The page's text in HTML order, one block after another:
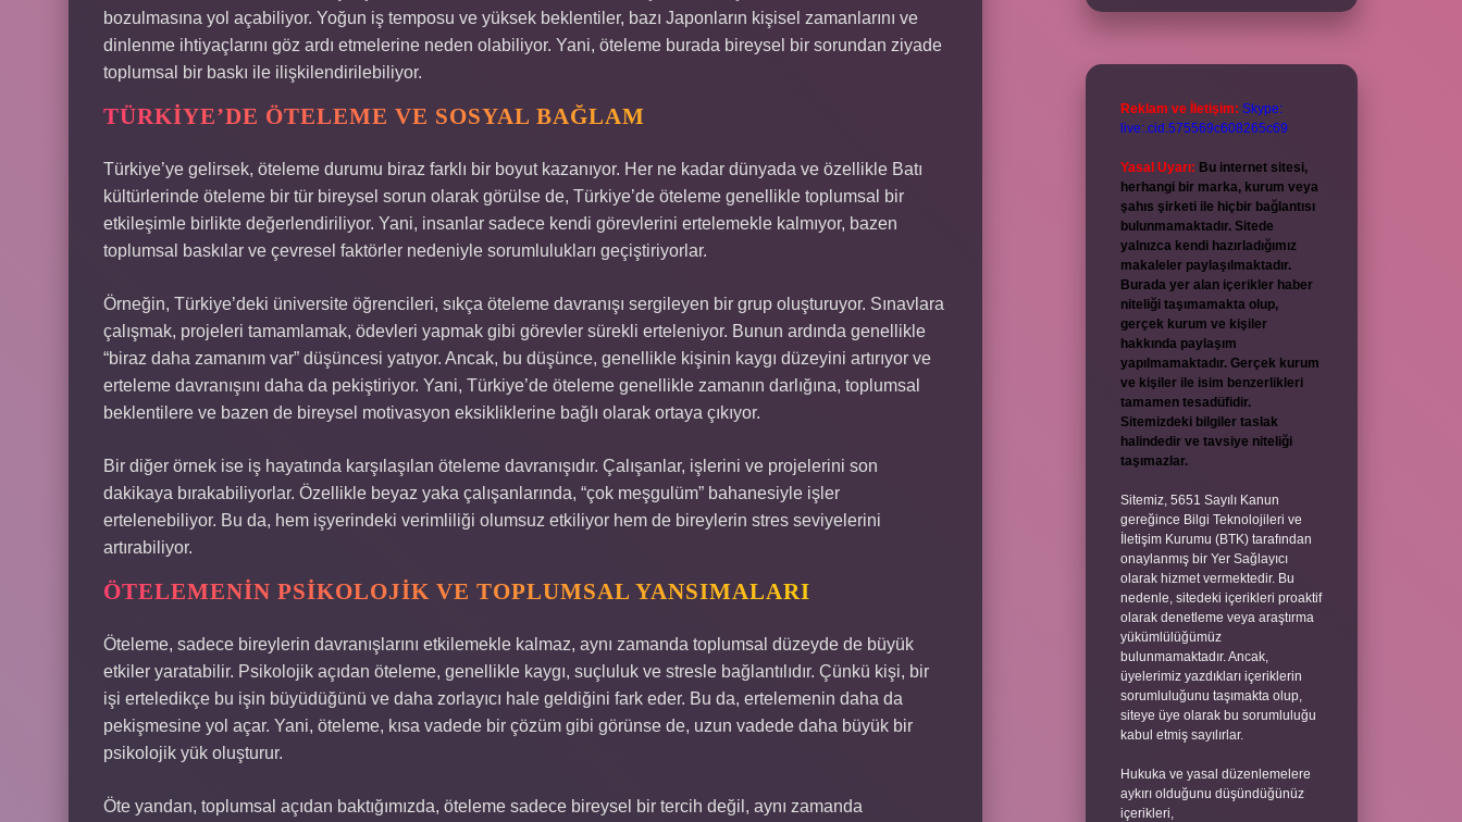
bozulmasına yol açabiliyor. Yoğun iş temposu ve yüksek beklentiler, bazı Japonların kişisel zamanlarını ve
dinlenme ihtiyaçlarını göz ardı etmelerine neden olabiliyor. Yani, öteleme burada bireysel bir sorundan ziyade
toplumsal bir baskı ile ilişkilendirilebiliyor.
TÜRKIYE’DE ÖTELEME VE SOSYAL BAĞLAM
Türkiye’ye gelirsek, öteleme durumu biraz farklı bir boyut kazanıyor. Her ne kadar dünyada ve özellikle Batı
kültürlerinde öteleme bir tür bireysel sorun olarak görülse de, Türkiye’de öteleme genellikle toplumsal bir
etkileşimle birlikte değerlendiriliyor. Yani, insanlar sadece kendi görevlerini ertelemekle kalmıyor, bazen
toplumsal baskılar ve çevresel faktörler nedeniyle sorumlulukları geçiştiriyorlar.
Örneğin, Türkiye’deki üniversite öğrencileri, sıkça öteleme davranışı sergileyen bir grup oluşturuyor. Sınavlara
çalışmak, projeleri tamamlamak, ödevleri yapmak gibi görevler sürekli erteleniyor. Bunun ardında genellikle
“biraz daha zamanım var” düşüncesi yatıyor. Ancak, bu düşünce, genellikle kişinin kaygı düzeyini artırıyor ve
erteleme davranışını daha da pekiştiriyor. Yani, Türkiye’de öteleme genellikle zamanın darlığına, toplumsal
beklentilere ve bazen de bireysel motivasyon eksikliklerine bağlı olarak ortaya çıkıyor.
Bir diğer örnek ise iş hayatında karşılaşılan öteleme davranışıdır. Çalışanlar, işlerini ve projelerini son
dakikaya bırakabiliyorlar. Özellikle beyaz yaka çalışanlarında, “çok meşgulüm” bahanesiyle işler
ertelenebiliyor. Bu da, hem işyerindeki verimliliği olumsuz etkiliyor hem de bireylerin stres seviyelerini
artırabiliyor.
ÖTELEMENIN PSIKOLOJIK VE TOPLUMSAL YANSIMALARI
Öteleme, sadece bireylerin davranışlarını etkilemekle kalmaz, aynı zamanda toplumsal düzeyde de büyük
etkiler yaratabilir. Psikolojik açıdan öteleme, genellikle kaygı, suçluluk ve stresle bağlantılıdır. Çünkü kişi, bir
işi erteledikçe bu işin büyüdüğünü ve daha zorlayıcı hale geldiğini fark eder. Bu da, ertelemenin daha da
pekişmesine yol açar. Yani, öteleme, kısa vadede bir çözüm gibi görünse de, uzun vadede daha büyük bir
psikolojik yük oluşturur.
Öte yandan, toplumsal açıdan baktığımızda, öteleme sadece bireysel bir tercih değil, aynı zamanda
Reklam ve İletişim: Skype:
live:.cid.575569c608265c69
Yasal Uyarı: Bu internet sitesi,
herhangi bir marka, kurum veya
şahıs şirketi ile hiçbir bağlantısı
bulunmamaktadır. Sitede
yalnızca kendi hazırladığımız
makaleler paylaşılmaktadır.
Burada yer alan içerikler haber
niteliği taşımamakta olup,
gerçek kurum ve kişiler
hakkında paylaşım
yapılmamaktadır. Gerçek kurum
ve kişiler ile isim benzerlikleri
tamamen tesadüfidir.
Sitemizdeki bilgiler taslak
halindedir ve tavsiye niteliği
taşımazlar.
Sitemiz, 5651 Sayılı Kanun
gereğince Bilgi Teknolojileri ve
İletişim Kurumu (BTK) tarafından
onaylanmış bir Yer Sağlayıcı
olarak hizmet vermektedir. Bu
nedenle, sitedeki içerikleri proaktif
olarak denetleme veya araştırma
yükümlülüğümüz
bulunmamaktadır. Ancak,
üyelerimiz yazdıkları içeriklerin
sorumluluğunu taşımakta olup,
siteye üye olarak bu sorumluluğu
kabul etmiş sayılırlar.
Hukuka ve yasal düzenlemelere
aykırı olduğunu düşündüğünüz
içerikleri,